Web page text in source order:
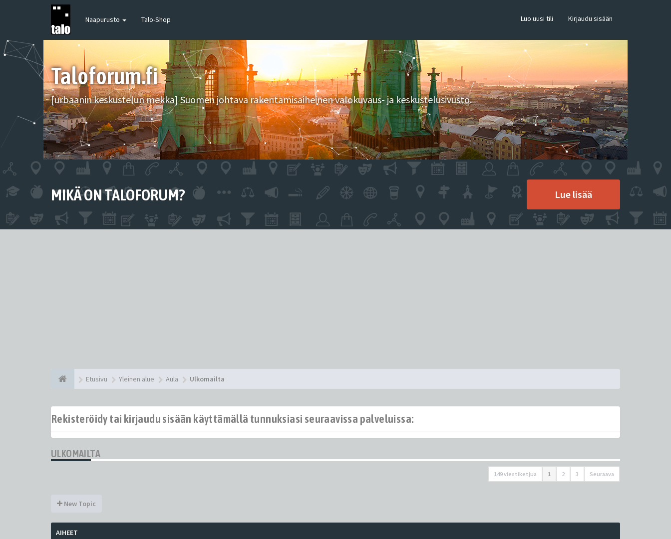
Naapurusto Talo-Shop Luo uusi tili Kirjaudu sisään
Taloforum.fi
[urbaanin keskustelun mekka] Suomen johtava rakentamisaiheinen valokuvaus- ja keskustelusivusto.
MIKÄ ON TALOFORUM? Lue lisää
Etusivu Yleinen alue Aula Ulkomailta
Rekisteröidy tai kirjaudu sisään käyttämällä tunnuksiasi seuraavissa palveluissa:
ULKOMAILTA
149 viestiketjua 1 2 3 Seuraava
New Topic
AIHEET